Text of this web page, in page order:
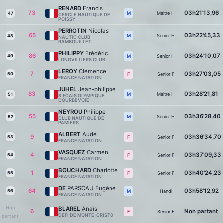
47 73
RENARD Francis
CERCLE NAUTIQUE DE
POISSY
M Maitre H 03h21'13,96
48 65
PERROTIN Nicolas
NAUTIC CLUB
RAMBOUILLET
M Senior H 03h22'45,33
49 86 PHILIPPY Frédéric
LONGVILLIERS CLUB
M Senior H 03h24'10,07
50 7 LEROY Clémence
FRANCE NATATION
F Senior F 03h27'03,05
51 83
JUHEL Jean-philippe
S.FCAIS OLYMPIQUE
COURBEVOIE
M Maitre H 03h28'21,81
52 55
NEYROU Philippe
CLUB NAUTIQUE DE
PAMIERS
M Senior H 03h36'28,40
53 9 ALBERT Aude
FRANCE NATATION
F Senior F 03h36'34,70
54 4 VASQUEZ Carmen
FRANCE NATATION
F Senior F 03h37'09,33
55 1 BOUCHARD Charlotte
FRANCE NATATION
F Senior F 03h40'24,23
56 64 DE PARSCAU Eugène
FRANCE NATATION
M Handi 03h58'12,92
Non
partant
6 BLAREL Anaïs
DEFI DE MONTE-CRISTO
F Senior F Non partant